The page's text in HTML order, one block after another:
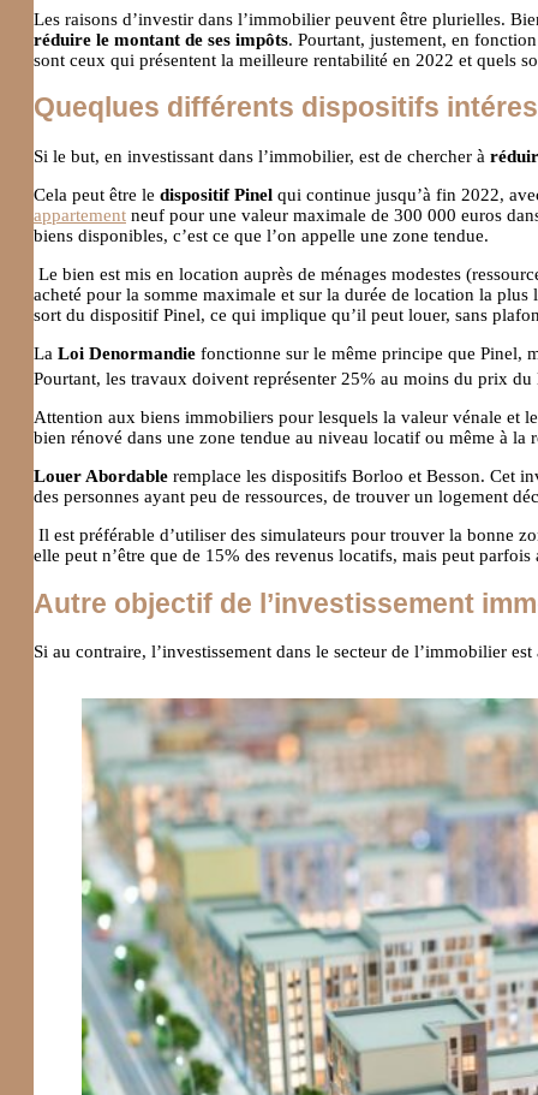
Les raisons d’investir dans l’immobilier peuvent être plurielles.
réduire le montant de ses impôts. Pourtant, justement, en
sont ceux qui présentent la meilleure rentabilité en 2022 et quels
Queqlues différents dispositifs
Si le but, en investissant dans l’immobilier, est de chercher à
Cela peut être le dispositif Pinel qui continue jusqu’à fin 2022,
appartement neuf pour une valeur maximale de 300 000 euros
biens disponibles, c’est ce que l’on appelle une zone tendue.
Le bien est mis en location auprès de ménages modestes
acheté pour la somme maximale et sur la durée de location la
sort du dispositif Pinel, ce qui implique qu’il peut louer, sans
La Loi Denormandie fonctionne sur le même principe que Pinel,
Pourtant, les travaux doivent représenter 25% au moins du prix
Attention aux biens immobiliers pour lesquels la valeur vénale et
bien rénové dans une zone tendue au niveau locatif ou même à la
Louer Abordable remplace les dispositifs Borloo et Besson. Cet
des personnes ayant peu de ressources, de trouver un logement
Il est préférable d’utiliser des simulateurs pour trouver la bonne
elle peut n’être que de 15% des revenus locatifs, mais peut parfois
Autre objectif de l’investissement
Si au contraire, l’investissement dans le secteur de l’immobilier